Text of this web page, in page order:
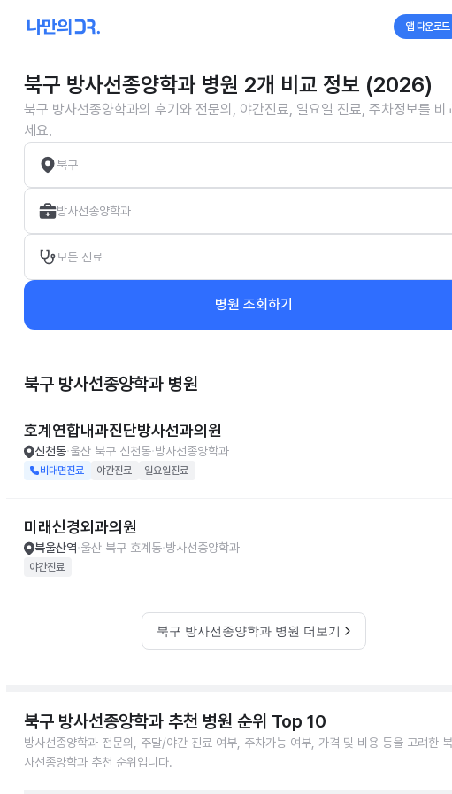
앱 다운로드
북구 방사선종양학과 병원 2개 비교 정보 (2026)
북구 방사선종양학과의 후기와 전문의, 야간진료, 일요일 진료, 주차정보를 비
세요.
북구
방사선종양학과
모든 진료
병원 조회하기
북구 방사선종양학과 병원
호계연합내과진단방사선과의원
신천동 울산 북구 신천동 방사선종양학과
비대면진료 야간진료 일요일진료
미래신경외과의원
북울산역 울산 북구 호계동 방사선종양학과
야간진료
북구 방사선종양학과 병원 더보기
북구 방사선종양학과 추천 병원 순위 Top 10
방사선종양학과 전문의, 주말/야간 진료 여부, 주차가능 여부, 가격 및 비용 등을 고려한
사선종양학과 추천 순위입니다.